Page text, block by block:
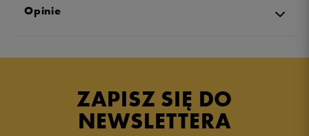
Opinie
ZAPISZ SIĘ DO
NEWSLETTERA